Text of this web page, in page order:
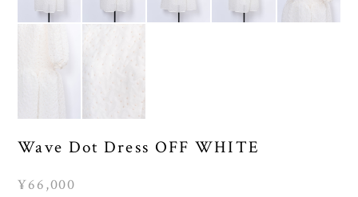
Wave Dot Dress OFF WHITE
¥66,000